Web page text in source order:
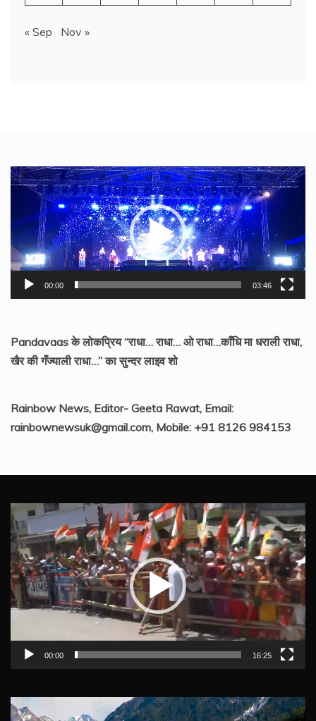
« Sep Nov »
Video
Player
00:00 03:46
Pandavaas के लोकप्रिय “राधा… राधा… ओ राधा…काँधि मा धराली राधा,
खैर की गँज्याली राधा…” का सुन्दर लाइव शो
Rainbow News, Editor- Geeta Rawat, Email:
rainbownewsuk@gmail.com, Mobile: +91 8126 984153
Video
Player
00:00 16:25
Video